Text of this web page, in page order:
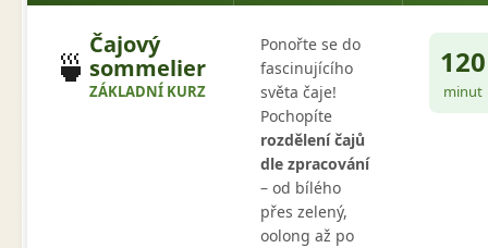
🍵 Čajový
sommelier
ZÁKLADNÍ KURZ
Ponořte se do
fascinujícího
světa čaje!
Pochopíte
rozdělení čajů
dle zpracování
– od bílého
přes zelený,
oolong až po
120
minut